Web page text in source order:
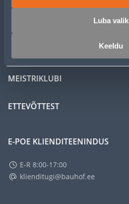
Luba valik
Keeldu
MEISTRIKLUBI
ETTEVÕTTEST
E-POE KLIENDITEENINDUS
E-R 8:00-17:00
klienditugi@bauhof.ee